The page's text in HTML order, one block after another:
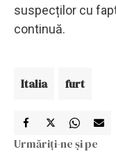
suspecților cu
continuă.
Italia furt
Urmăriți-ne și pe